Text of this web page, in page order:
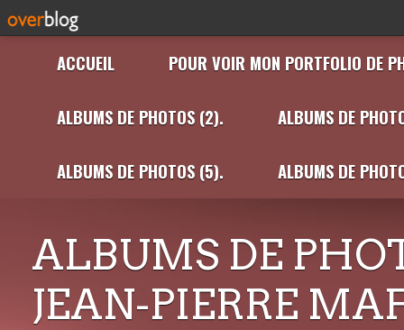
ACCUEIL POUR VOIR MON PORTFOLIO DE
ALBUMS DE PHOTOS (2). ALBUMS DE
ALBUMS DE PHOTOS (5). ALBUMS DE
ALBUMS DE
JEAN-PIERRE